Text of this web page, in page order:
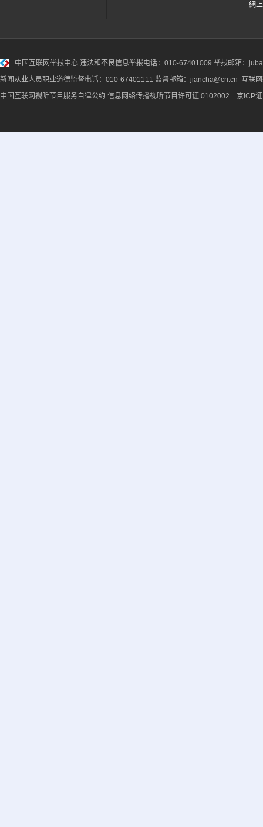
網
中国互联网举报中心 违法和不良信息举报电话：010-67401009 举报邮箱：
新闻从业人员职业道德监督电话：010-67401111 监督邮箱：jiancha@cri.cn 互联
中国互联网视听节目服务自律公约 信息网络传播视听节目许可证 0102002 京ICP